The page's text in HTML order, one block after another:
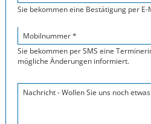
Sie bekommen eine Bestätigung per E-
Mobilnummer *
Sie bekommen per SMS eine
mögliche Änderungen informiert.
Nachricht - Wollen Sie uns noch